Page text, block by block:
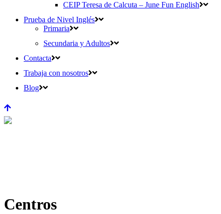
CEIP Teresa de Calcuta – June Fun English
Prueba de Nivel Inglés
Primaria
Secundaria y Adultos
Contacta
Trabaja con nosotros
Blog
Centros